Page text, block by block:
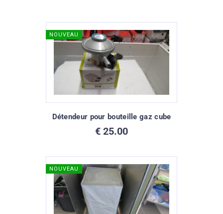
NOUVEAU
Détendeur pour bouteille gaz cube
€ 25.00
NOUVEAU